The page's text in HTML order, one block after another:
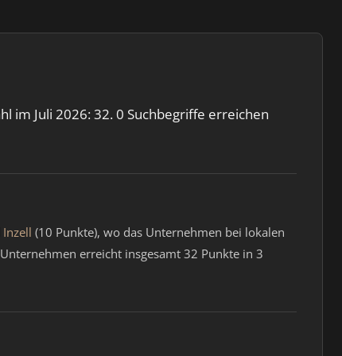
im Juli 2026: 32. 0 Suchbegriffe erreichen
Inzell (10 Punkte), wo das Unternehmen bei lokalen
erreicht insgesamt 32 Punkte in 3